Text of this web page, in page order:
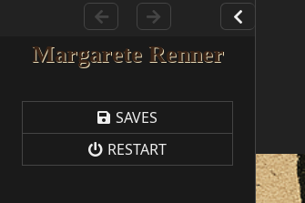
Margarete Renner
SAVES
RESTART